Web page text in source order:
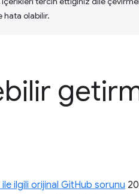
hata olabilir.
ilgili orijinal GitHub sorunu